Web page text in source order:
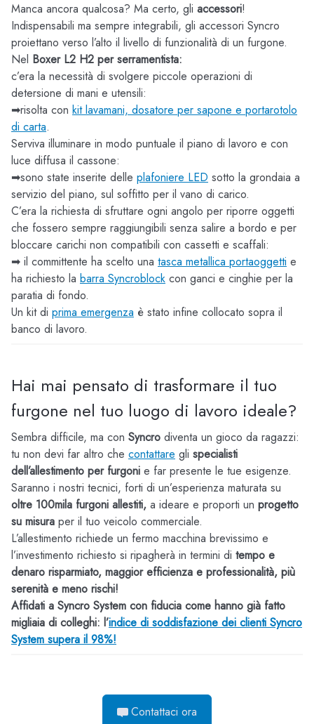
Manca ancora qualcosa? Ma certo, gli accessori!
Indispensabili ma sempre integrabili, gli accessori Syncro
proiettano verso l’alto il livello di funzionalità di un furgone.
Nel Boxer L2 H2 per serramentista:
c’era la necessità di svolgere piccole operazioni di
detersione di mani e utensili:
➡risolta con kit lavamani, dosatore per sapone e portarotolo
di carta.
Serviva illuminare in modo puntuale il piano di lavoro e con
luce diffusa il cassone:
➡sono state inserite delle plafoniere LED sotto la grondaia a
servizio del piano, sul soffitto per il vano di carico.
C’era la richiesta di sfruttare ogni angolo per riporre oggetti
che fossero sempre raggiungibili senza salire a bordo e per
bloccare carichi non compatibili con cassetti e scaffali:
➡ il committente ha scelto una tasca metallica portaoggetti e
ha richiesto la barra Syncroblock con ganci e cinghie per la
paratia di fondo.
Un kit di prima emergenza è stato infine collocato sopra il
banco di lavoro.
Hai mai pensato di trasformare il tuo
furgone nel tuo luogo di lavoro ideale?
Sembra difficile, ma con Syncro diventa un gioco da ragazzi:
tu non devi far altro che contattare gli specialisti
dell’allestimento per furgoni e far presente le tue esigenze.
Saranno i nostri tecnici, forti di un’esperienza maturata su
oltre 100mila furgoni allestiti, a ideare e proporti un progetto
su misura per il tuo veicolo commerciale.
L’allestimento richiede un fermo macchina brevissimo e
l’investimento richiesto si ripagherà in termini di tempo e
denaro risparmiato, maggior efficienza e professionalità, più
serenità e meno rischi!
Affidati a Syncro System con fiducia come hanno già fatto
migliaia di colleghi: l’indice di soddisfazione dei clienti Syncro
System supera il 98%!
Contattaci ora